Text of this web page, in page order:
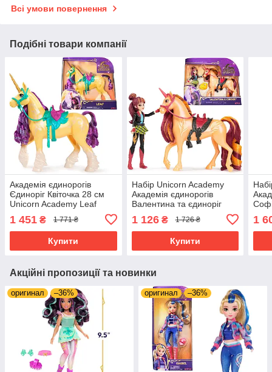
Всі умови повернення
Подібні товари компанії
Академія єдинорогів
Єдиноріг Квіточка 28 см
Unicorn Academy Leaf
1 451 ₴ 1 771 ₴
Купити
Набір Unicorn Academy
Академія єдинорогів
Валентина та єдиноріг
1 126₴ 1 726 ₴
Купити
1
Акційні пропозиції та новинки
оригинал –36% оригинал –36%